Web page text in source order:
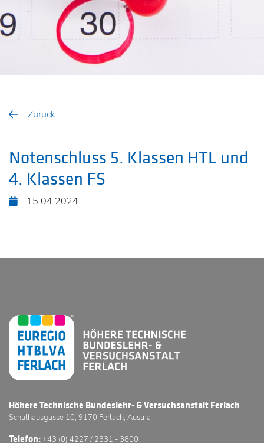
Zurück
Notenschluss 5. Klassen HTL und
4. Klassen FS
15.04.2024
Höhere Technische Bundeslehr- & Versuchsanstalt Ferlach
Schulhausgasse 10, 9170 Ferlach, Austria
Telefon:+43 (0) 4227 / 2331 - 3800